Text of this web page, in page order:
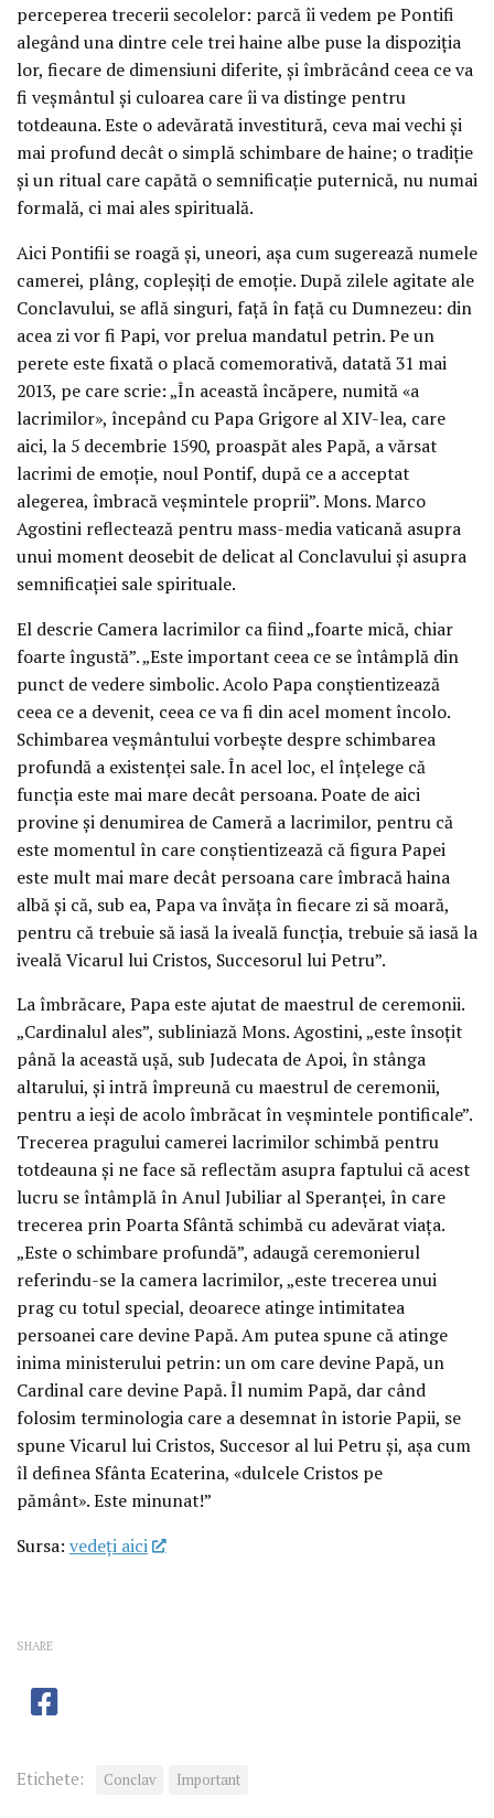
perceperea trecerii secolelor: parcă îi vedem pe Pontifi
alegând una dintre cele trei haine albe puse la dispoziția
lor, fiecare de dimensiuni diferite, și îmbrăcând ceea ce va
fi veșmântul și culoarea care îi va distinge pentru
totdeauna. Este o adevărată investitură, ceva mai vechi și
mai profund decât o simplă schimbare de haine; o tradiție
și un ritual care capătă o semnificație puternică, nu numai
formală, ci mai ales spirituală.
Aici Pontifii se roagă și, uneori, așa cum sugerează numele
camerei, plâng, copleșiți de emoție. După zilele agitate ale
Conclavului, se află singuri, față în față cu Dumnezeu: din
acea zi vor fi Papi, vor prelua mandatul petrin. Pe un
perete este fixată o placă comemorativă, datată 31 mai
2013, pe care scrie: „În această încăpere, numită «a
lacrimilor», începând cu Papa Grigore al XIV-lea, care
aici, la 5 decembrie 1590, proaspăt ales Papă, a vărsat
lacrimi de emoție, noul Pontif, după ce a acceptat
alegerea, îmbracă veșmintele proprii”. Mons. Marco
Agostini reflectează pentru mass-media vaticană asupra
unui moment deosebit de delicat al Conclavului și asupra
semnificației sale spirituale.
El descrie Camera lacrimilor ca fiind „foarte mică, chiar
foarte îngustă”. „Este important ceea ce se întâmplă din
punct de vedere simbolic. Acolo Papa conștientizează
ceea ce a devenit, ceea ce va fi din acel moment încolo.
Schimbarea veșmântului vorbește despre schimbarea
profundă a existenței sale. În acel loc, el înțelege că
funcția este mai mare decât persoana. Poate de aici
provine și denumirea de Cameră a lacrimilor, pentru că
este momentul în care conștientizează că figura Papei
este mult mai mare decât persoana care îmbracă haina
albă și că, sub ea, Papa va învăța în fiecare zi să moară,
pentru că trebuie să iasă la iveală funcția, trebuie să iasă la
iveală Vicarul lui Cristos, Succesorul lui Petru”.
La îmbrăcare, Papa este ajutat de maestrul de ceremonii.
„Cardinalul ales”, subliniază Mons. Agostini, „este însoțit
până la această ușă, sub Judecata de Apoi, în stânga
altarului, și intră împreună cu maestrul de ceremonii,
pentru a ieși de acolo îmbrăcat în veșmintele pontificale”.
Trecerea pragului camerei lacrimilor schimbă pentru
totdeauna și ne face să reflectăm asupra faptului că acest
lucru se întâmplă în Anul Jubiliar al Speranței, în care
trecerea prin Poarta Sfântă schimbă cu adevărat viața.
„Este o schimbare profundă”, adaugă ceremonierul
referindu-se la camera lacrimilor, „este trecerea unui
prag cu totul special, deoarece atinge intimitatea
persoanei care devine Papă. Am putea spune că atinge
inima ministerului petrin: un om care devine Papă, un
Cardinal care devine Papă. Îl numim Papă, dar când
folosim terminologia care a desemnat în istorie Papii, se
spune Vicarul lui Cristos, Succesor al lui Petru și, așa cum
îl definea Sfânta Ecaterina, «dulcele Cristos pe
pământ». Este minunat!”
Sursa: vedeţi aici
SHARE
Etichete: Conclav Important